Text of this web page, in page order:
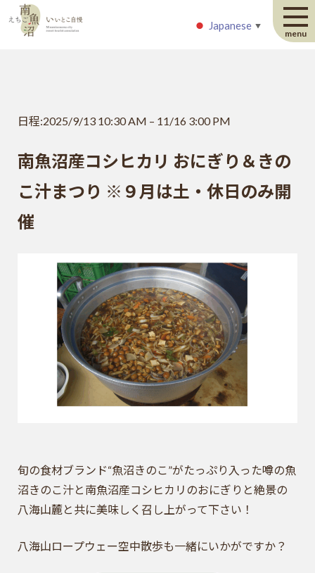
Japanese ▼
Japanese ▼
menu
日程:2025/9/13 10:30 AM – 11/16 3:00 PM
南魚沼産コシヒカリ おにぎり＆きの
こ汁まつり ※９月は土・休日のみ開
催
旬の食材ブランド“魚沼きのこ”がたっぷり入った噂の魚
沼きのこ汁と南魚沼産コシヒカリのおにぎりと絶景の
八海山麓と共に美味しく召し上がって下さい！
八海山ロープウェー空中散歩も一緒にいかがですか？